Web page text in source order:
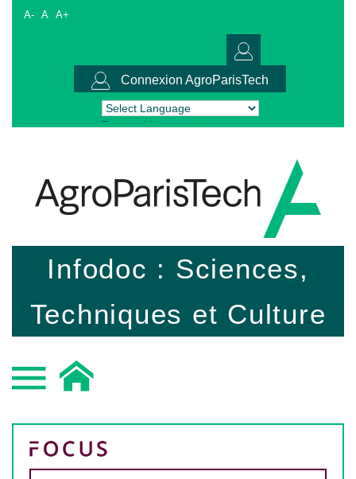
A- A A+
Connexion AgroParisTech
Powered by Translate
Infodoc : Sciences,
Techniques et Culture